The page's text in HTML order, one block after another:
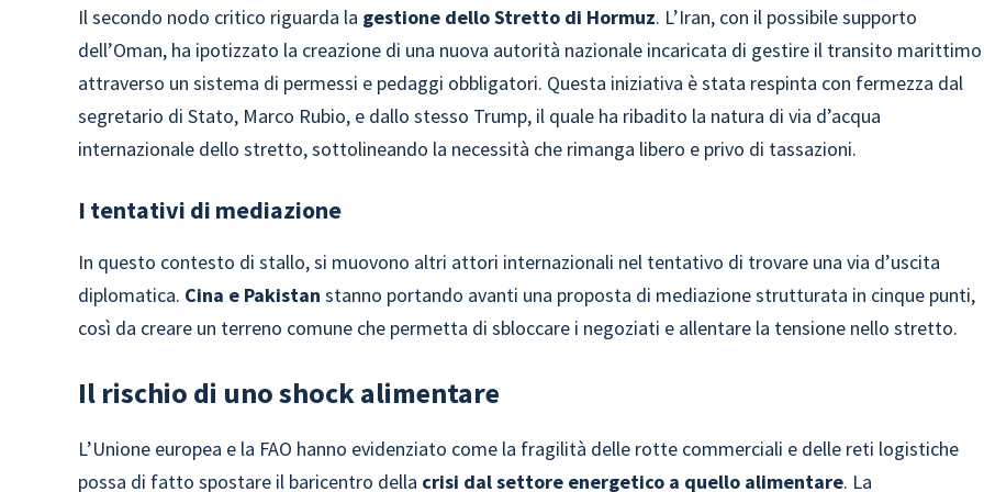
Il secondo nodo critico riguarda la gestione dello Stretto di Hormuz. L’Iran, con il possibile supporto
dell’Oman, ha ipotizzato la creazione di una nuova autorità nazionale incaricata di gestire il transito marittimo
attraverso un sistema di permessi e pedaggi obbligatori. Questa iniziativa è stata respinta con fermezza dal
segretario di Stato, Marco Rubio, e dallo stesso Trump, il quale ha ribadito la natura di via d’acqua
internazionale dello stretto, sottolineando la necessità che rimanga libero e privo di tassazioni.
I tentativi di mediazione
In questo contesto di stallo, si muovono altri attori internazionali nel tentativo di trovare una via d’uscita
diplomatica. Cina e Pakistan stanno portando avanti una proposta di mediazione strutturata in cinque punti,
così da creare un terreno comune che permetta di sbloccare i negoziati e allentare la tensione nello stretto.
Il rischio di uno shock alimentare
L’Unione europea e la FAO hanno evidenziato come la fragilità delle rotte commerciali e delle reti logistiche
possa di fatto spostare il baricentro della crisi dal settore energetico a quello alimentare. La